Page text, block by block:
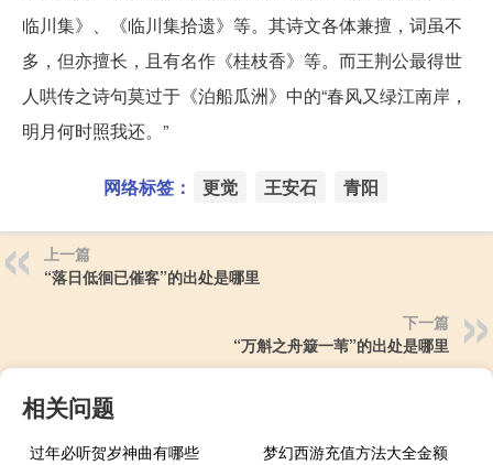
临川集》、《临川集拾遗》等。其诗文各体兼擅，词虽不
多，但亦擅长，且有名作《桂枝香》等。而王荆公最得世
人哄传之诗句莫过于《泊船瓜洲》中的“春风又绿江南岸，
明月何时照我还。”
网络标签： 更觉 王安石 青阳
上一篇
“落日低徊已催客”的出处是哪里
下一篇
“万斛之舟簸一苇”的出处是哪里
相关问题
过年必听贺岁神曲有哪些
梦幻西游充值方法大全金额